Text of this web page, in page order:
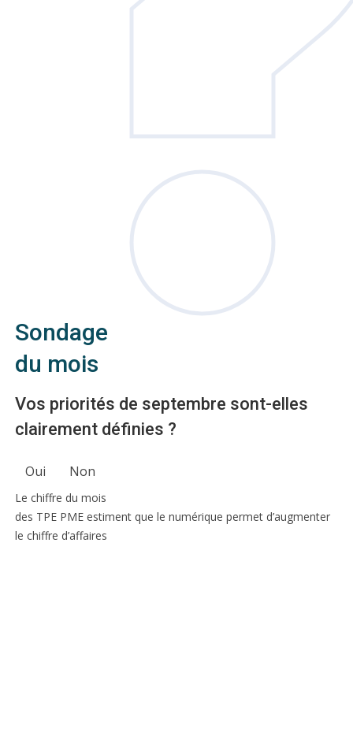
Sondage
du mois
Vos priorités de septembre sont-elles
clairement définies ?
Oui Non
Le chiffre du mois
des TPE PME estiment que le numérique permet d’augmenter
le chiffre d’affaires